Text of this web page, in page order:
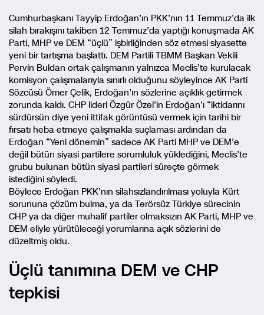
Cumhurbaşkanı Tayyip Erdoğan’ın PKK’nın 11 Temmuz’da ilk
silah bırakışını takiben 12 Temmuz’da yaptığı konuşmada AK
Parti, MHP ve DEM “üçlü” işbirliğinden söz etmesi siyasette
yeni bir tartışma başlattı. DEM Partili TBMM Başkan Vekili
Pervin Buldan ortak çalışmanın yalnızca Meclis’te kurulacak
komisyon çalışmalarıyla sınırlı olduğunu söyleyince AK Parti
Sözcüsü Ömer Çelik, Erdoğan’ın sözlerine açıklık getirmek
zorunda kaldı. CHP lideri Özgür Özel’in Erdoğan’ı “iktidarını
sürdürsün diye yeni ittifak görüntüsü vermek için tarihi bir
fırsatı heba etmeye çalışmakla suçlaması ardından da
Erdoğan “Yeni dönemin” sadece AK Parti MHP ve DEM’e
değil bütün siyasi partilere sorumluluk yüklediğini, Meclis’te
grubu bulunan bütün siyasi partileri süreçte görmek
istediğini söyledi.
Böylece Erdoğan PKK’nın silahsızlandırılması yoluyla Kürt
sorununa çözüm bulma, ya da Terörsüz Türkiye sürecinin
CHP ya da diğer muhalif partiler olmaksızın AK Parti, MHP ve
DEM eliyle yürütüleceği yorumlarına açık sözlerini de
düzeltmiş oldu.
Üçlü tanımına DEM ve CHP
tepkisi